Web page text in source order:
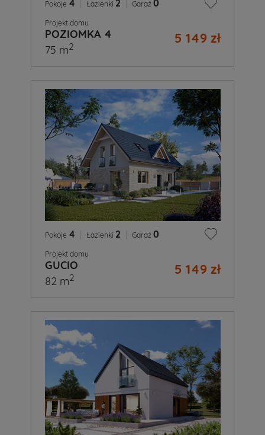
Pokoje 4 Łazienki 2 Garaż 0
Projekt domu
POZIOMKA 4 5 149 zł
75 m2
Pokoje 4 Łazienki 2 Garaż 0
Projekt domu
GUCIO 5 149 zł
82 m2